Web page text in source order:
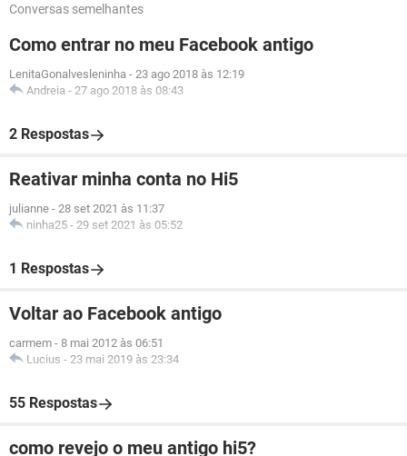
Conversas semelhantes
Como entrar no meu Facebook antigo
LenitaGonalvesleninha - 23 ago 2018 às 12:19
Andreia - 27 ago 2018 às 08:43
2 Respostas
Reativar minha conta no Hi5
julianne - 28 set 2021 às 11:37
ninha25 - 29 set 2021 às 05:52
1 Respostas
Voltar ao Facebook antigo
carmem - 8 mai 2012 às 06:51
Lucius - 23 mai 2019 às 23:34
55 Respostas
como revejo o meu antigo hi5?